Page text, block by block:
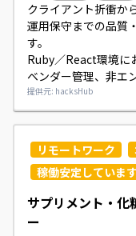
クライアント折衝か
運用保守までの品質
す。
Ruby／React環境に
ベンダー管理、非エ
や教育支援、社内の
ただきます。
提供元: hacksHub
リモートワーク
稼働安定しています
サプリメント・化
ー